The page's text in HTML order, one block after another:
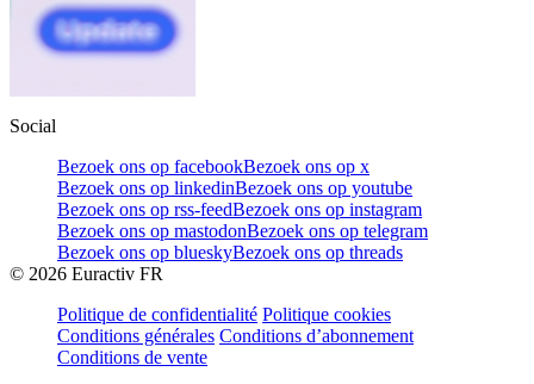
Social
Bezoek ons op facebookBezoek ons op x
Bezoek ons op linkedinBezoek ons op youtube
Bezoek ons op rss-feedBezoek ons op instagram
Bezoek ons op mastodonBezoek ons op telegram
Bezoek ons op blueskyBezoek ons op threads
© 2026 Euractiv FR
Politique de confidentialité Politique cookies
Conditions générales Conditions d’abonnement
Conditions de vente